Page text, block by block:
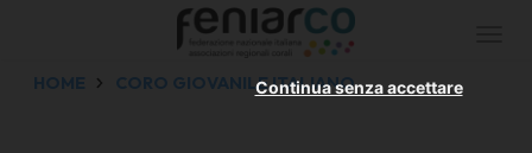
Continua senza accettare
HOME CORO GIOVANILE ITALIANO